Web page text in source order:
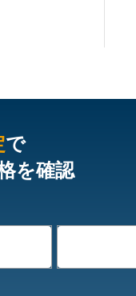
で
を確認